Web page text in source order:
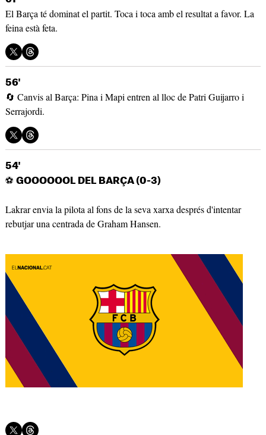
El Barça té dominat el partit. Toca i toca amb el resultat a favor. La
feina està feta.
56'
🔄 Canvis al Barça: Pina i Mapi entren al lloc de Patri Guijarro i
Serrajordi.
54'
⚽ GOOOOOOL DEL BARÇA (0-3)
Lakrar envia la pilota al fons de la seva xarxa després d'intentar
rebutjar una centrada de Graham Hansen.